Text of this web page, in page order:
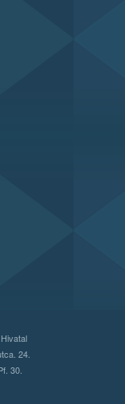
24.
30.